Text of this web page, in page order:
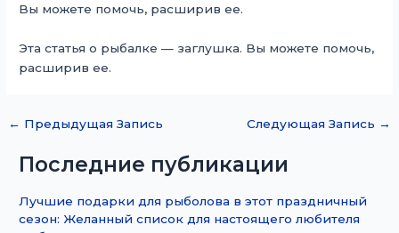
Вы можете помочь, расширив ее.
Эта статья о рыбалке — заглушка. Вы можете помочь,
расширив ее.
← Предыдущая Запись Следующая Запись →
Последние публикации
Лучшие подарки для рыболова в этот праздничный
сезон: Желанный список для настоящего любителя